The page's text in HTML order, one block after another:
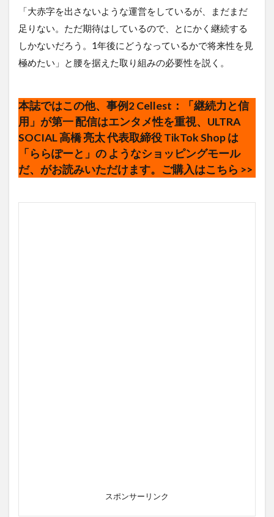
「大赤字を出さないような運営をしているが、まだまだ
足りない。ただ期待はしているので、とにかく継続する
しかないだろう。1年後にどうなっているかで将来性を見
極めたい」と腰を据えた取り組みの必要性を説く。
本誌ではこの他、事例2Cellest ：「継続力と信
用」が第一 配信はエンタメ性を重視、ULTRA
SOCIAL 高橋 亮太 代表取締役 TikTok Shop は
「ららぽーと」の ようなショッピングモール
だ、がお読みいただけます。ご購入はこちら >>
スポンサーリンク